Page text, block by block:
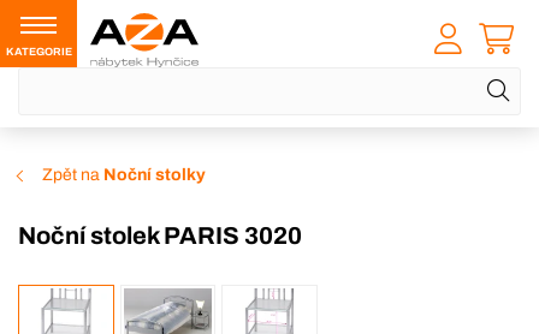
KATEGORIE
Zpět na Noční stolky
Noční stolek PARIS 3020